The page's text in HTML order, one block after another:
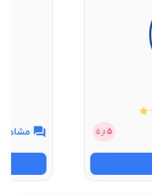
5 از 5 مشاهده 7